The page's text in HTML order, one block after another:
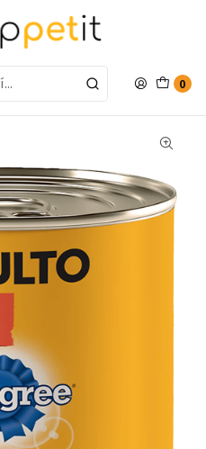
0
Quilicura Míranos en Maps
Adulto Carne